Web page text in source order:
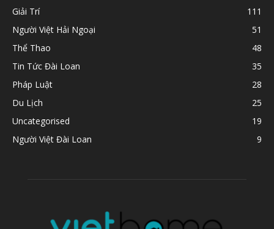
Giải Trí
111
Người Việt Hải Ngoại
51
Thể Thao
48
Tin Tức Đài Loan
35
Pháp Luật
28
Du Lịch
25
Uncategorised
19
Người Việt Đài Loan
9